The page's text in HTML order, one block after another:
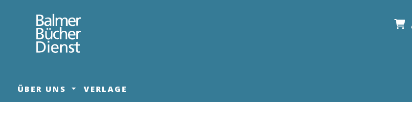
Zur Hauptnavigation springen
ÜBER UNS VERLAGE